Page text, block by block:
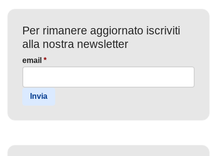
Per rimanere aggiornato iscriviti
alla nostra newsletter
email *
Invia